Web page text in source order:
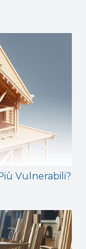
Vulnerabili?